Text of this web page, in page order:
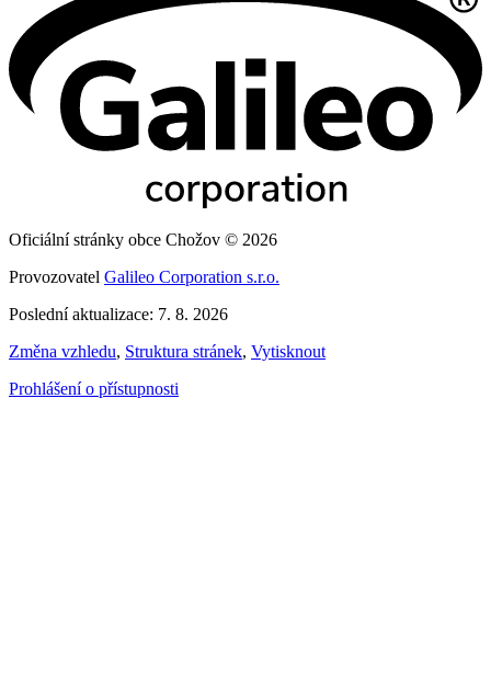
Oficiální stránky obce Chožov © 2026
Provozovatel Galileo Corporation s.r.o.
Poslední aktualizace: 7. 8. 2026
Změna vzhledu, Struktura stránek, Vytisknout
Prohlášení o přístupnosti